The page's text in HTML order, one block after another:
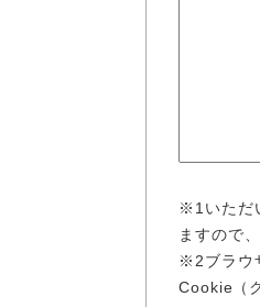
※1いただ
ますので
※2ブラウ
Cookie（